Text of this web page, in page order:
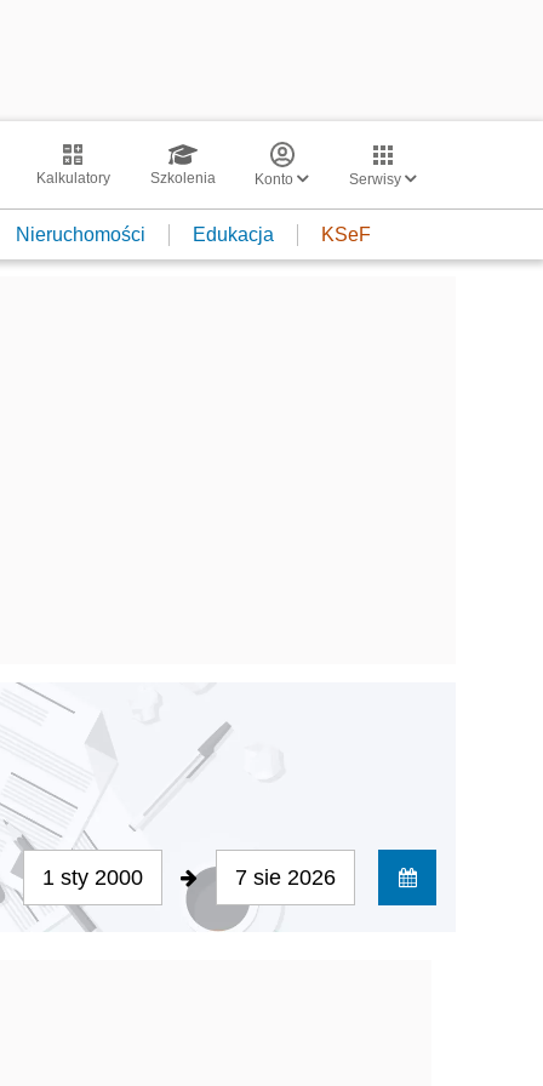
Kalkulatory Szkolenia Konto Serwisy
Nieruchomości Edukacja KSeF
1 sty 2000 7 sie 2026